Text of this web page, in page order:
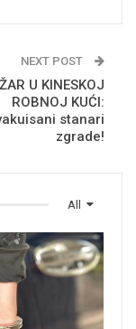
NEXT POST
U KINESKOJ
ROBNOJ KUĆI:
stanari
zgrade!
All